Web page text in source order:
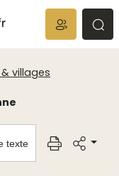
villages
texte